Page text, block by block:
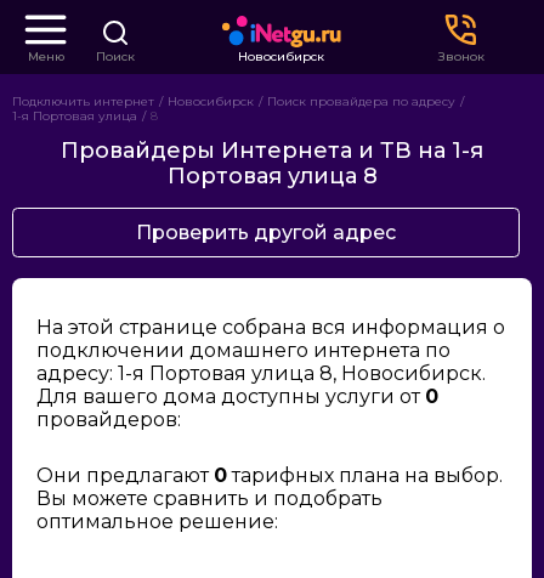
Меню Поиск Новосибирск Звонок
Подключить интернет Новосибирск
Поиск провайдера по адресу
1-я Портовая улица
8
Провайдеры Интернета и ТВ на 1-я
Портовая улица 8
Проверить другой адрес
На этой странице собрана вся информация о
подключении домашнего интернета по
адресу: 1-я Портовая улица 8, Новосибирск.
Для вашего дома доступны услуги от 0
провайдеров:
Они предлагают 0тарифных плана на выбор.
Вы можете сравнить и подобрать
оптимальное решение: